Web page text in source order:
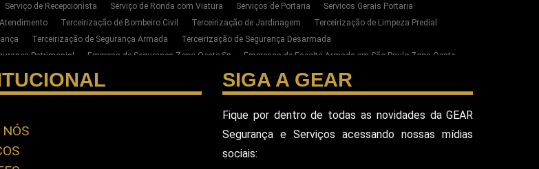
Serviço de Recepcionista Serviço de Ronda com Viatura Serviços de Portaria
Servicos Gerais Portaria
Terceirização de Bombeiro Civil Terceirização de Jardinagem
Terceirização de Limpeza Predial
Terceirização de Segurança Armada
Terceirização de Segurança Desarmada
Patrimonial Empresa de Segurança Zona Oeste Sp
Empresas de Escolta Armada em São Paulo Zona Oeste
Oeste SP Serviço de Segurança Privada Sp
Terceirização de Limpeza e Conservação em SP
Oeste de SP
Empresa de Portaria E Limpeza na Zona Oeste de SP
Armado
Seguranca Pessoal Privada Empresa De Seguranca Privada
Equipe De Seguranca Para Eventos
Seguranca Particular Pessoal Seguranca Pessoal Privado Seguranca Pessoal Vip
Seguranca Vip
Empresa De Seguranca Alphaville
NÓS
SIGA A GEAR
Fique por dentro de todas as novidades da GEAR
Segurança e Serviços acessando nossas mídias
sociais: